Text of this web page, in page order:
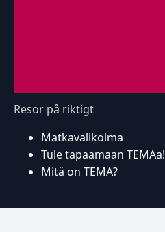
Resor på riktigt
Matkavalikoima
Tule tapaamaan TEMAa!
Mitä on TEMA?